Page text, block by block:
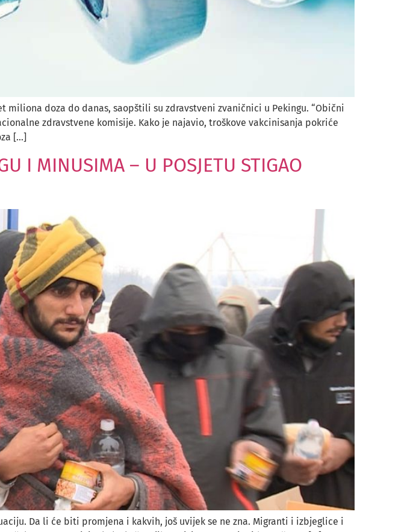
doza do danas, saopštili su zdravstveni zvaničnici u Pekingu. “Obični
zdravstvene komisije. Kako je najavio, troškove vakcinisanja pokriće
[…]
I MINUSIMA – U POSJETU STIGAO
Da li će biti promjena i kakvih, još uvijek se ne zna. Migranti i izbjeglice i